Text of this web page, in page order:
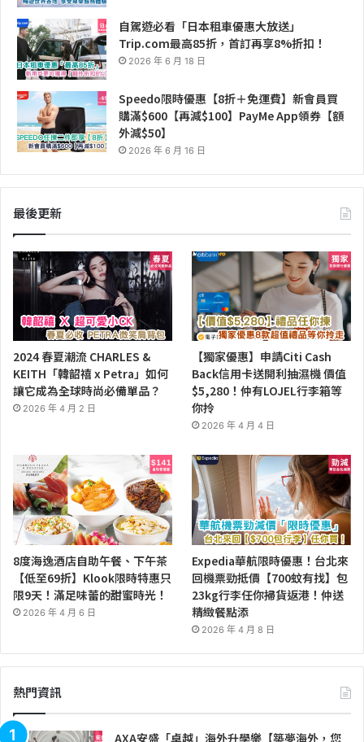
自駕遊必看「日本租車優惠大放送」
Trip.com最高85折，首訂再享8%折扣！
2026 年 6 月 18 日
Speedo限時優惠【8折＋免運費】新會員買
購滿$600【再減$100】PayMe App領券【額
外減$50】
2026 年 6 月 16 日
最後更新
2024 春夏潮流 CHARLES &
KEITH「韓韶禧 x Petra」如何
讓它成為全球時尚必備單品？
2026 年 4 月 2 日
【獨家優惠】申請Citi Cash
Back信用卡送開利抽濕機 價值
$5,280！仲有LOJEL行李箱等
你拎
2026 年 4 月 4 日
8度海逸酒店自助午餐、下午茶
【低至69折】Klook限時特惠只
限9天！滿足味蕾的甜蜜時光！
2026 年 4 月 6 日
Expedia華航限時優惠！台北來
回機票勁抵價【700蚊有找】包
23kg行李任你掃貨返港！仲送
精緻餐點添
2026 年 4 月 8 日
熱門資訊
AXA安盛「卓越」海外升學樂【築夢海外，您